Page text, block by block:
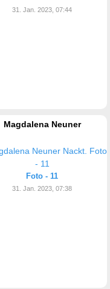
31. Jan. 2023, 07:44
Magdalena Neuner
Foto - 11
31. Jan. 2023, 07:38